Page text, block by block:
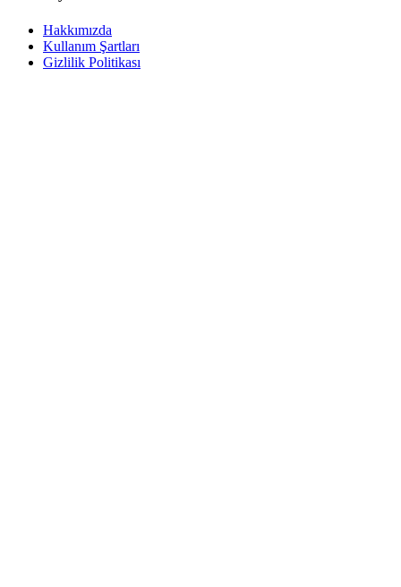
Hakkımızda
Kullanım Şartları
Gizlilik Politikası